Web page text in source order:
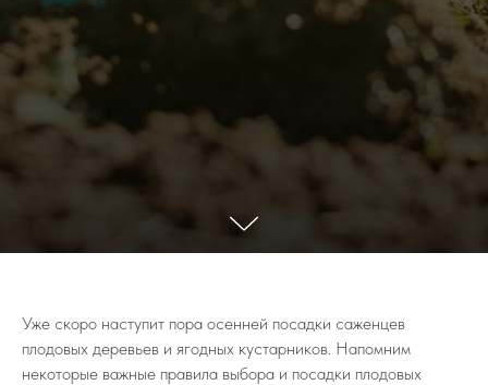
Уже скоро наступит пора осенней посадки саженцев
плодовых деревьев и ягодных кустарников. Напомним
некоторые важные правила выбора и посадки плодовых